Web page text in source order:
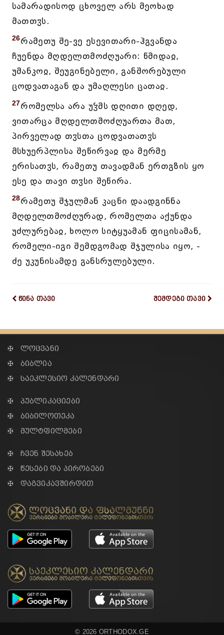
სამარადისოდ ცხოველ არს მეოხად
მათთჳს.
26რამეთუ შე-ვე ესევითარი-ჰგვანდა
ჩუენდა მღდელთმოძღუარი: წმიდაჲ,
უმანკოჲ, შეუგინებელი, განშორებული
ცოდვათაგან და უმაღლესი ცათაჲ.
27რომელსა არა უჴმს დღითი დღედ,
ვითარცა მღდელთმოძღუართა მათ,
პირველად თჳსთა ცოდვათათჳს
მსხუერპლისა შეწირვაჲ და მერმე
ერისათჳს, რამეთუ თავადმან ერთგზის ყო
ესე და თავი თჳსი შეწირა.
28რამეთუ შჯულმან კაცნი დაადგინნა
მღდელთმოძღურად, რომელთა აქუნდა
უძლურებაჲ, ხოლო სიტყუამან ფიცისამან,
რომელი-იგი შემდგომად შჯულისა იყო, -
ძე უკუნისამდე განსრულებული.
წინა თავი შემდეგი თავი
✠ ლოცვანი
✠ ბიბლია
✠ საეკლესიო კალენდარი
✠ პუბლიკაციები
✠ ბიბილოთეკა
✠ მულტფილმები
✠ ჩვენ შესახებ
✠ წესები და პირობები
✠ დაგვიკავშირდით
© 2026 ORTHODOX.GE